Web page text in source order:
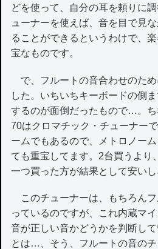
どを使って、自分の耳を頼りに
ューナーを使えば、音を目で見
ることができるというわけで、
宝なものです。
で、フルートの音合わせのため
した。いちいちキーボードの側
するのが面倒だったもので…。
70はクロマチック・チューナー
ームでもあるので、メトロノー
ても重宝してます。2台買うより
一つ買った方が結果として安いし
このチューナーは、もちろん
っているのですが、これ内蔵マ
音が正しい音かどうかを判断し
とは…、そう、フルートの音の